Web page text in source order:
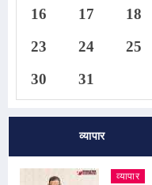
16
17 18
23
24 25
30
31
व्यापार
व्यापार